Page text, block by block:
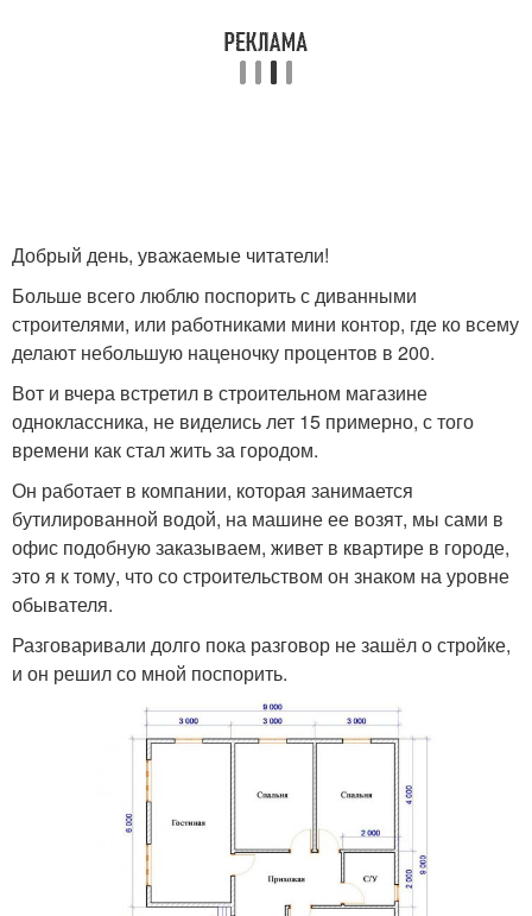
Добрый день, уважаемые читатели!
Больше всего люблю поспорить с диванными
строителями, или работниками мини контор, где ко всему
делают небольшую наценочку процентов в 200.
Вот и вчера встретил в строительном магазине
одноклассника, не виделись лет 15 примерно, с того
времени как стал жить за городом.
Он работает в компании, которая занимается
бутилированной водой, на машине ее возят, мы сами в
офис подобную заказываем, живет в квартире в городе,
это я к тому, что со строительством он знаком на уровне
обывателя.
Разговаривали долго пока разговор не зашёл о стройке,
и он решил со мной поспорить.